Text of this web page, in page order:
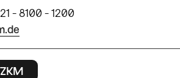
- 8100 - 1200